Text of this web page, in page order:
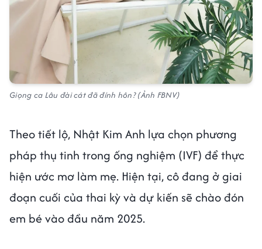
Giọng ca Lâu đài cát đã đính hôn? (Ảnh FBNV)
Theo tiết lộ, Nhật Kim Anh lựa chọn phương
pháp thụ tinh trong ống nghiệm (IVF) để thực
hiện ước mơ làm mẹ. Hiện tại, cô đang ở giai
đoạn cuối của thai kỳ và dự kiến sẽ chào đón
em bé vào đầu năm 2025.